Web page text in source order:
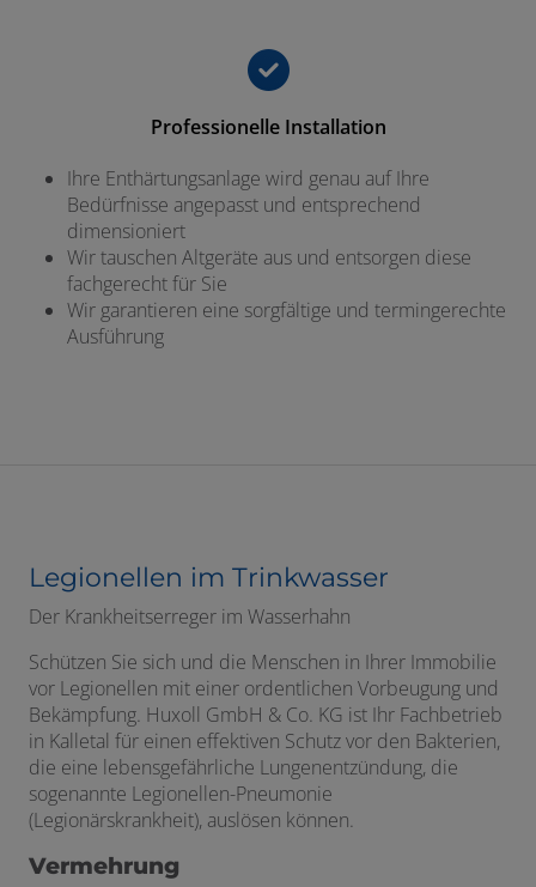
Professionelle Installation
Ihre Enthärtungsanlage wird genau auf Ihre
Bedürfnisse angepasst und entsprechend
dimensioniert
Wir tauschen Altgeräte aus und entsorgen diese
fachgerecht für Sie
Wir garantieren eine sorgfältige und termingerechte
Ausführung
Legionellen im Trinkwasser
Der Krankheitserreger im Wasserhahn
Schützen Sie sich und die Menschen in Ihrer Immobilie
vor Legionellen mit einer ordentlichen Vorbeugung und
Bekämpfung. Huxoll GmbH & Co. KG ist Ihr Fachbetrieb
in Kalletal für einen effektiven Schutz vor den Bakterien,
die eine lebensgefährliche Lungenentzündung, die
sogenannte Legionellen-Pneumonie
(Legionärskrankheit), auslösen können.
Vermehrung